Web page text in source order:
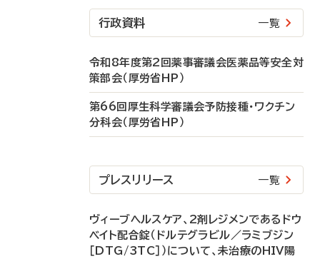
行政資料 一覧
令和8年度第2回薬事審議会医薬品等安全対
策部会（厚労省HP）
第66回厚生科学審議会予防接種・ワクチン
分科会（厚労省HP）
プレスリリース 一覧
ヴィーブヘルスケア、2剤レジメンであるドウ
ベイト配合錠（ドルテグラビル／ラミブジン
［DTG/3TC］）について、未治療のHIV陽